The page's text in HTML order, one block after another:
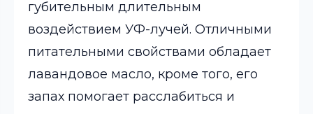
губительным длительным
воздействием УФ-лучей. Отличными
питательными свойствами обладает
лавандовое масло, кроме того, его
запах помогает расслабиться и